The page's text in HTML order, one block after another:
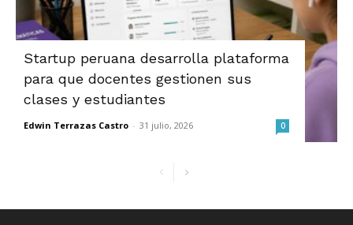
Startup peruana desarrolla plataforma
para que docentes gestionen sus
clases y estudiantes
Edwin Terrazas Castro - 31 julio, 2026 0